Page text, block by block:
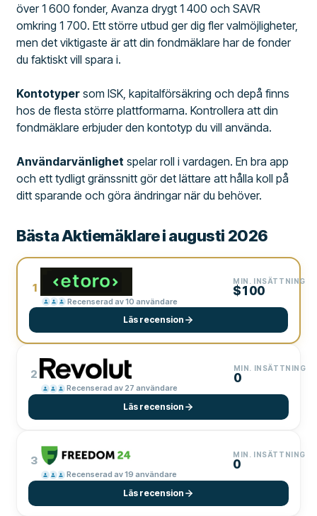
över 1 600 fonder, Avanza drygt 1 400 och SAVR
omkring 1 700. Ett större utbud ger dig fler valmöjligheter,
men det viktigaste är att din fondmäklare har de fonder
du faktiskt vill spara i.
Kontotyper som ISK, kapitalförsäkring och depå finns
hos de flesta större plattformarna. Kontrollera att din
fondmäklare erbjuder den kontotyp du vill använda.
Användarvänlighet spelar roll i vardagen. En bra app
och ett tydligt gränssnitt gör det lättare att hålla koll på
ditt sparande och göra ändringar när du behöver.
Bästa Aktiemäklare i augusti 2026
1
Recenserad av 10 användare
MIN. INSÄTTNING
$100
Läs recension
2
Recenserad av 27 användare
MIN. INSÄTTNING
0
Läs recension
3
Recenserad av 19 användare
MIN. INSÄTTNING
0
Läs recension